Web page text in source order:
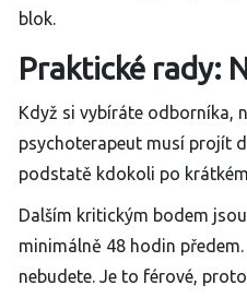
blok.
Praktické rady:
Když si vybíráte odborníka,
psychoterapeut musí projít
podstatě kdokoli po
Dalším kritickým bodem jsou
minimálně 48 hodin
nebudete. Je to férové,